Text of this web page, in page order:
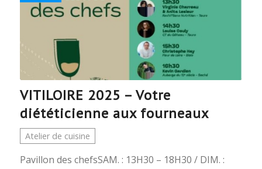
VITILOIRE 2025 – Votre
diététicienne aux fourneaux
Atelier de cuisine
Pavillon des chefsSAM. : 13H30 – 18H30 / DIM. :